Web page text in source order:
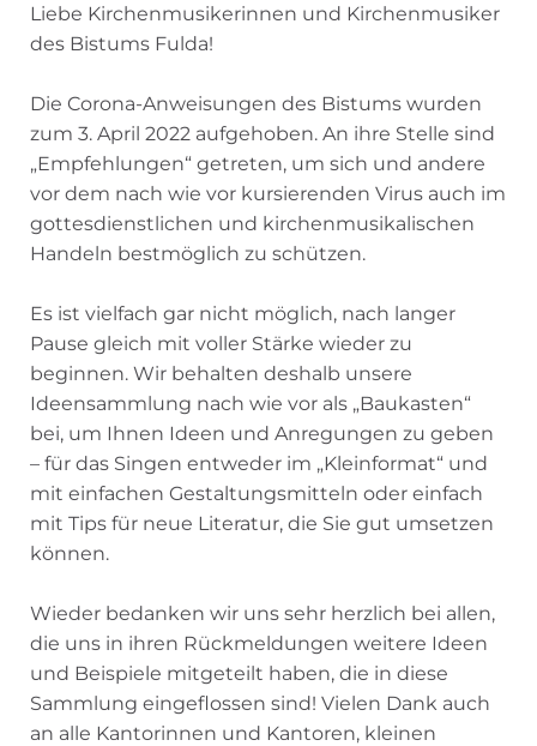
Liebe Kirchenmusikerinnen und Kirchenmusiker
des Bistums Fulda!
Die Corona-Anweisungen des Bistums wurden
zum 3. April 2022 aufgehoben. An ihre Stelle sind
„Empfehlungen“ getreten, um sich und andere
vor dem nach wie vor kursierenden Virus auch im
gottesdienstlichen und kirchenmusikalischen
Handeln bestmöglich zu schützen.
Es ist vielfach gar nicht möglich, nach langer
Pause gleich mit voller Stärke wieder zu
beginnen. Wir behalten deshalb unsere
Ideensammlung nach wie vor als „Baukasten“
bei, um Ihnen Ideen und Anregungen zu geben
– für das Singen entweder im „Kleinformat“ und
mit einfachen Gestaltungsmitteln oder einfach
mit Tips für neue Literatur, die Sie gut umsetzen
können.
Wieder bedanken wir uns sehr herzlich bei allen,
die uns in ihren Rückmeldungen weitere Ideen
und Beispiele mitgeteilt haben, die in diese
Sammlung eingeflossen sind! Vielen Dank auch
an alle Kantorinnen und Kantoren, kleinen